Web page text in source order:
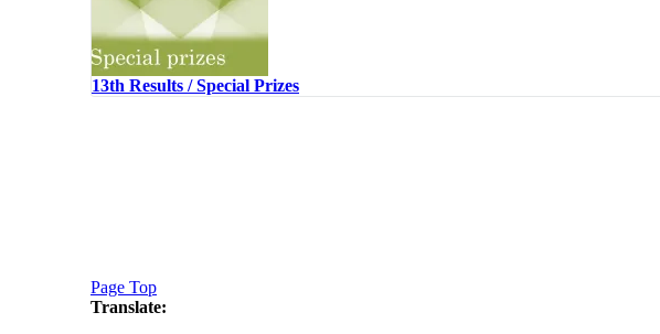
13th Results / Special Prizes
Page Top
Translate: